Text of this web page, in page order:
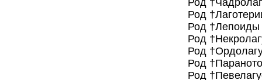
Род
Род
Род †Лепоиды
Род
Род
Род
Род